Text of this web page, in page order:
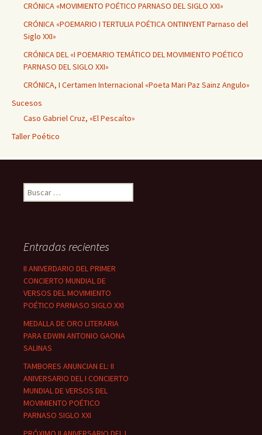
CRÓNICA «MOVIMIENTO POÉTICO PARNASO DEL SIGLO XXI»
CRÓNICA «POEMARIO I TERTULIA POÉTICA ONTINYENT Parnaso del
Siglo XXI»
CRÓNICA DEL «I POEMARIO TEMÁTICO DEL MOVIMIENTO POÉTICO
PARNASO DEL SIGLO XXI»
CRÓNICA, I Certamen Internacional «Poeta Mari Paz Sainz Angulo»
Sucesos
Caso Gabriel Cruz, «El Pescaíto»
Taller Poético
Buscar:
Entradas recientes
II ANIVERDARIO DEL PRIMER
CONCIERTO MUNDIAL DE
VERSOS DEL MOVIMIENTO
POÉTICO PARNASO SIGLO XXI
MEDALLA DE ORO LITERARIA
PARA EDWIN ANTONIO GAONA
SALINAS
TAMBORES ANUNCIAN EL: II
ANIVERSARIO DEL I CONCIERTO
MUNDIAL DE VERSOS DEL
MOVIMIENTO POÉTICO
PARNASO SIGLO XXI